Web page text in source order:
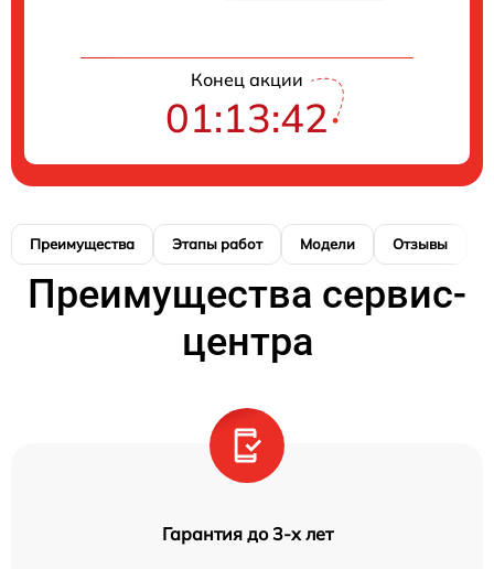
Конец акции
01:13:42
Преимущества Этапы работ Модели Отзывы
Преимущества сервис-
центра
Гарантия до 3-х лет